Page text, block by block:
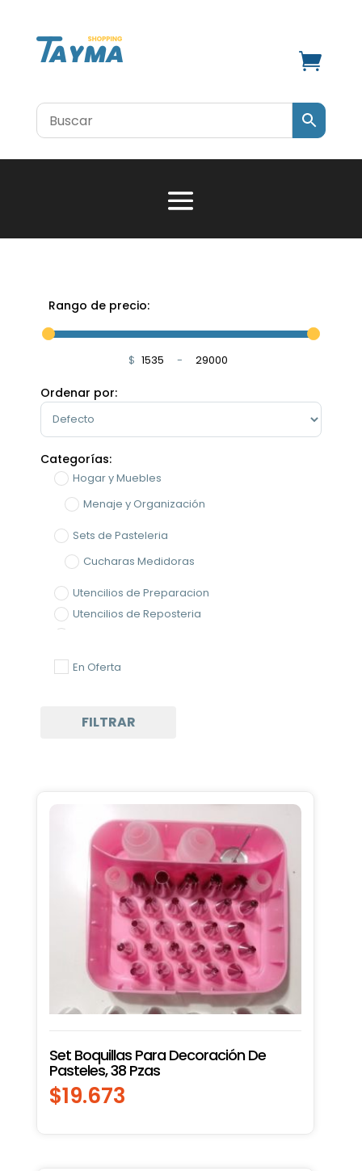

Rango de precio:
$ Minimum Price
-Maximum Price
Ordenar por:
Sort Products
Categorías:
Hogar y Muebles
Menaje y Organización
Sets de Pasteleria
Cucharas Medidoras
Utencilios de Preparacion
Utencilios de Reposteria
Sets de Pasteleria
Batidores Manuales
Boquillas Pasteleras
Mangas Pasteleras
Palas y Espátulas
Set de Pastelería
Utensilios de Repostería
En Oferta
FILTRAR
Set Boquillas Para Decoración De
Pasteles, 38 Pzas
$19.673